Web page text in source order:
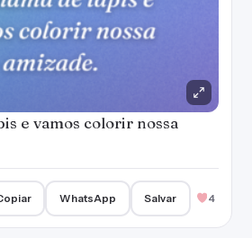
e vamos colorir nossa
WhatsApp Salvar 4